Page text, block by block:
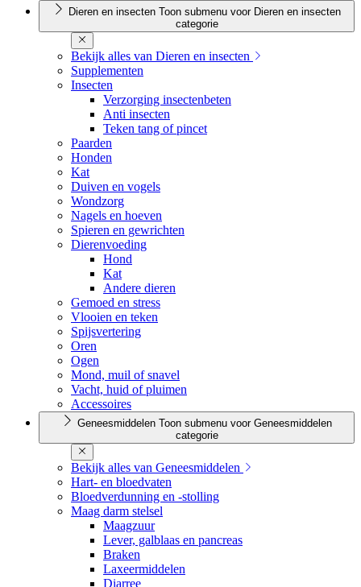
Dieren en insecten Toon submenu voor Dieren en insecten
categorie
Bekijk alles van Dieren en insecten
Supplementen
Insecten
Verzorging insectenbeten
Anti insecten
Teken tang of pincet
Paarden
Honden
Kat
Duiven en vogels
Wondzorg
Nagels en hoeven
Spieren en gewrichten
Dierenvoeding
Hond
Kat
Andere dieren
Gemoed en stress
Vlooien en teken
Spijsvertering
Oren
Ogen
Mond, muil of snavel
Vacht, huid of pluimen
Accessoires
Geneesmiddelen Toon submenu voor Geneesmiddelen
categorie
Bekijk alles van Geneesmiddelen
Hart- en bloedvaten
Bloedverdunning en -stolling
Maag darm stelsel
Maagzuur
Lever, galblaas en pancreas
Braken
Laxeermiddelen
Diarree